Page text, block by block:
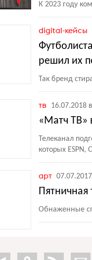
К 2023 году
digital-кейсы
решил их
Так бренд
тв 16.07.2018
«Матч ТВ»
Телеканал
которых ESPN,
арт
Пятничная
Обнаженные